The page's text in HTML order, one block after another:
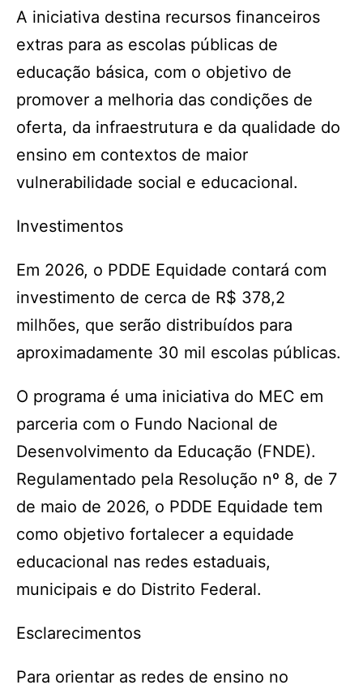
A iniciativa destina recursos financeiros
extras para as escolas públicas de
educação básica, com o objetivo de
promover a melhoria das condições de
oferta, da infraestrutura e da qualidade do
ensino em contextos de maior
vulnerabilidade social e educacional.
Investimentos
Em 2026, o PDDE Equidade contará com
investimento de cerca de R$ 378,2
milhões, que serão distribuídos para
aproximadamente 30 mil escolas públicas.
O programa é uma iniciativa do MEC em
parceria com o Fundo Nacional de
Desenvolvimento da Educação (FNDE).
Regulamentado pela Resolução nº 8, de 7
de maio de 2026, o PDDE Equidade tem
como objetivo fortalecer a equidade
educacional nas redes estaduais,
municipais e do Distrito Federal.
Esclarecimentos
Para orientar as redes de ensino no